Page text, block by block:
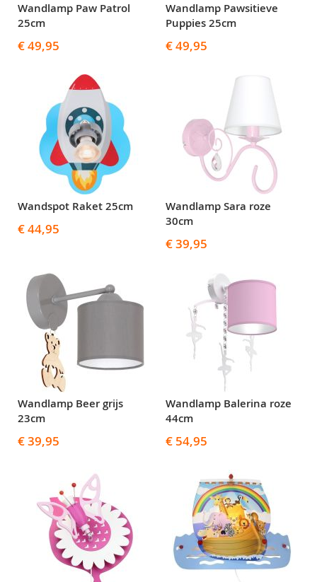
Wandlamp Paw Patrol
25cm
€ 49,95
Wandlamp Pawsitieve
Puppies 25cm
€ 49,95
Wandspot Raket 25cm
€ 44,95
Wandlamp Sara roze
30cm
€ 39,95
Wandlamp Beer grijs
23cm
€ 39,95
Wandlamp Balerina roze
44cm
€ 54,95